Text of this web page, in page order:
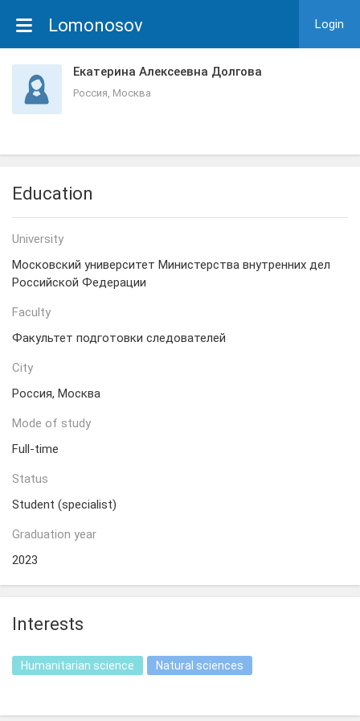
Lomonosov Login
Екатерина Алексеевна Долгова
Россия, Москва
Education
University
Московский университет Министерства внутренних дел
Российской Федерации
Faculty
Факультет подготовки следователей
City
Россия, Москва
Mode of study
Full-time
Status
Student (specialist)
Graduation year
2023
Interests
Humanitarian science Natural sciences